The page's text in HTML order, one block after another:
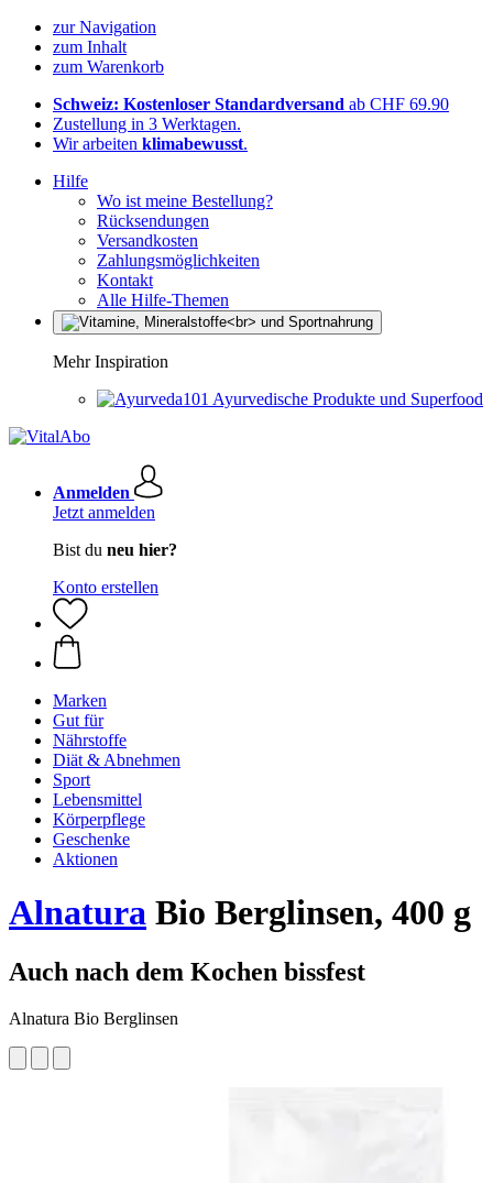
zur Navigation
zum Inhalt
zum Warenkorb
Schweiz: Kostenloser Standardversand ab CHF 69.90
Zustellung in 3 Werktagen.
Wir arbeiten klimabewusst.
Hilfe
Wo ist meine Bestellung?
Rücksendungen
Versandkosten
Zahlungsmöglichkeiten
Kontakt
Alle Hilfe-Themen
Mehr Inspiration
Ayurvedische Produkte und Superfood
Anmelden
Jetzt anmelden
Bist du neu hier?
Konto erstellen
Marken
Gut für
Nährstoffe
Diät & Abnehmen
Sport
Lebensmittel
Körperpflege
Geschenke
Aktionen
Alnatura Bio Berglinsen, 400 g
Auch nach dem Kochen bissfest
Alnatura Bio Berglinsen